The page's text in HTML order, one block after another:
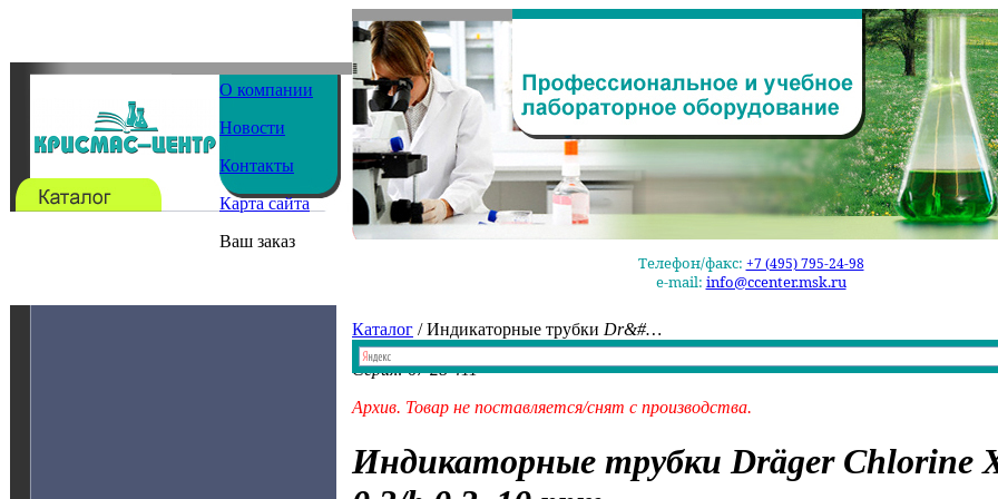
О компании
Новости
Контакты
Карта сайта
Ваш заказ
Телефон/факс: +7 (495) 795-24-98
e-mail: info@ccenter.msk.ru
Каталог / Индикаторные трубки Dr&#…
Серия: 67 28 411
Архив. Товар не поставляется/снят с производства.
Индикаторные трубкиDräger Chlorine